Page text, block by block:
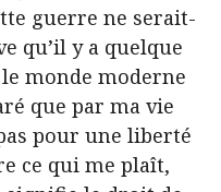
guerre ne serait-
qu’il y a quelque
monde moderne
que par ma vie
pour une liberté
ce qui me plaît,